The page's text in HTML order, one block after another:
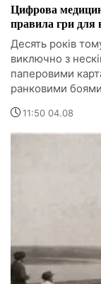
Цифрова
правила гри для
Десять років
виключно з
паперовими
ранковими
11:50 04.08